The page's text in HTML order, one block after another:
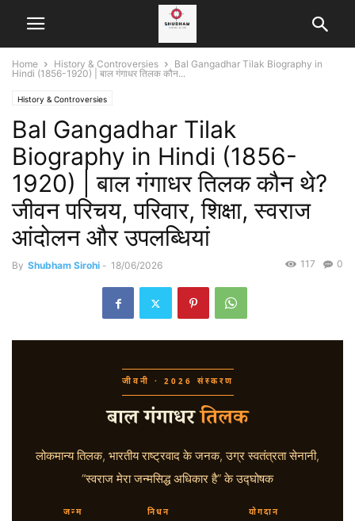
Home History & Controversies
Bal Gangadhar Tilak Biography in
Hindi (1856-1920) | बाल गंगाधर तिलक कौन...
History & Controversies
Bal Gangadhar Tilak
Biography in Hindi (1856-
1920) | बाल गंगाधर तिलक कौन थे?
जीवन परिचय, परिवार, शिक्षा, स्वराज
आंदोलन और उपलब्धियां
By Shubham Sirohi - 18/06/2026 0
117
जीवनी · 2026 संस्करण
बाल गंगाधरतिलक
लोकमान्य तिलक, भारतीय राष्ट्रवाद के जनक, उग्र स्वतंत्रता सेनानी,
“स्वराज मेरा जन्मसिद्ध अधिकार है” के उद्घोषक
जन्म निधन योगदान